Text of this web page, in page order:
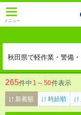
メニュー
秋田県で軽作業・警備
265件中1 ～ 50件表示
新着順 時給順